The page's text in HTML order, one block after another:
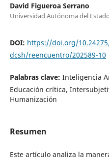
David Figueroa Serrano
Universidad Autónoma del
DOI: https://doi.org/
dcsh/reencuentro/202589-10
Palabras clave: Inteligencia
Educación crítica,
Humanización
Resumen
Este artículo analiza la